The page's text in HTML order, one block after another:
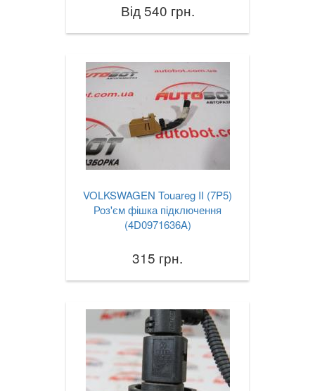
Від 540 грн.
VOLKSWAGEN Touareg II (7P5)
Роз'єм фішка підключення
(4D0971636A)
315 грн.